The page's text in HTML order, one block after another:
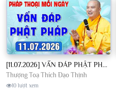
[11.07.2026] VẤN ĐÁP PHẬT PHÁP - Nghe Thầy giảng Pháp mỗi ngày CÔNG ĐỨC VÔ LƯỢNG│TT. Thích Đạo Thịnh
Thượng Toạ Thích Đạo Thịnh
10 lượt xem